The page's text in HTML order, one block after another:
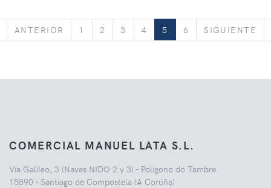
ANTERIOR ANTERIOR
1 2 3 4 5 6 SIGUIENTE
COMERCIAL MANUEL LATA S.L.
Vía Galileo, 3 (Naves NIDO 2 y 3) - Polígono do Tambre
15890 - Santiago de Compostela (A Coruña)